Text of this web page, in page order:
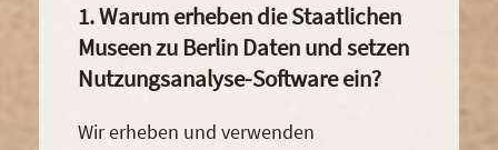
1. Warum erheben die Staatlichen
Museen zu Berlin Daten und setzen
Nutzungsanalyse-Software ein?
Wir erheben und verwenden